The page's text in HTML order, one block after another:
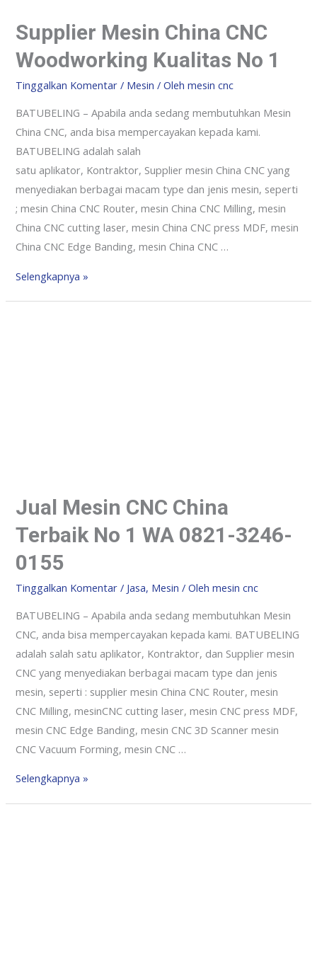
Supplier Mesin China CNC
Woodworking Kualitas No 1
Tinggalkan Komentar / Mesin / Olehmesin cnc
BATUBELING – Apabila anda sedang membutuhkan Mesin
China CNC, anda bisa mempercayakan kepada kami.
BATUBELING adalah salah
satu aplikator, Kontraktor, Supplier mesin China CNC yang
menyediakan berbagai macam type dan jenis mesin, seperti
; mesin China CNC Router, mesin China CNC Milling, mesin
China CNC cutting laser, mesin China CNC press MDF, mesin
China CNC Edge Banding, mesin China CNC …
Selengkapnya »
Jual Mesin CNC China
Terbaik No 1 WA 0821-3246-
0155
Tinggalkan Komentar / Jasa, Mesin / Olehmesin cnc
BATUBELING – Apabila anda sedang membutuhkan Mesin
CNC, anda bisa mempercayakan kepada kami. BATUBELING
adalah salah satu aplikator, Kontraktor, dan Supplier mesin
CNC yang menyediakan berbagai macam type dan jenis
mesin, seperti : supplier mesin China CNC Router, mesin
CNC Milling, mesinCNC cutting laser, mesin CNC press MDF,
mesin CNC Edge Banding, mesin CNC 3D Scanner mesin
CNC Vacuum Forming, mesin CNC …
Selengkapnya »